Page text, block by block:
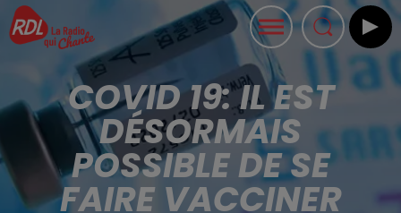
COVID 19: IL EST
DÉSORMAIS
POSSIBLE DE SE
FAIRE VACCINER